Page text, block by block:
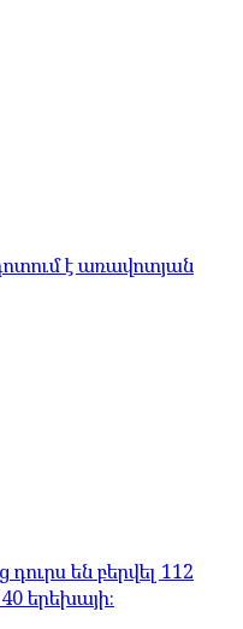
է առավոտյան
են բերվել 112
երեխայի։